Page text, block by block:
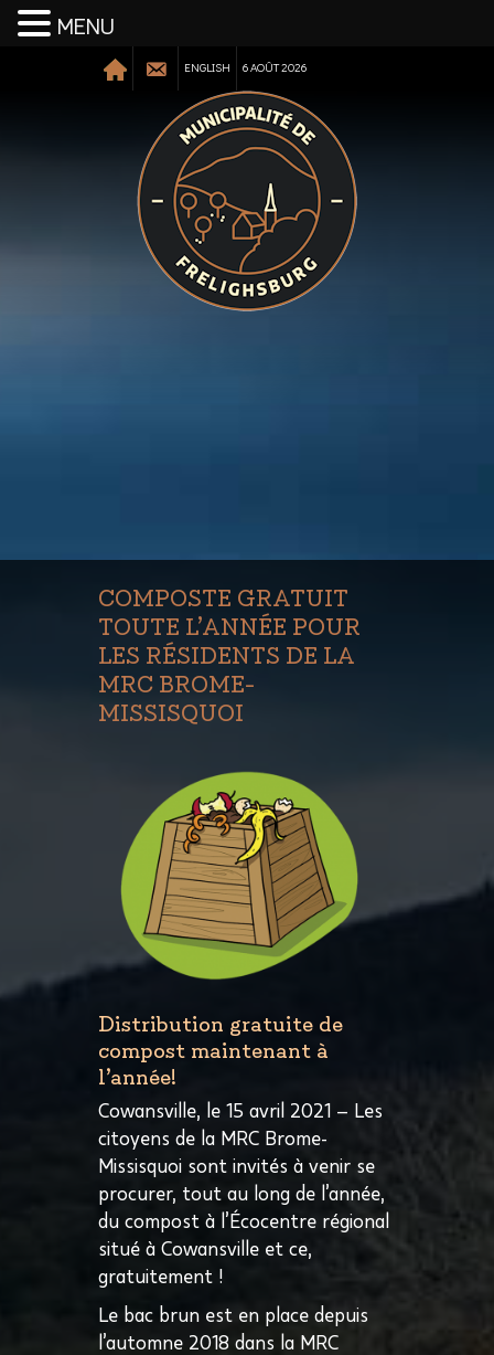
ENGLISH 6 AOÛT 2026
COMPOSTE GRATUIT
TOUTE L’ANNÉE POUR
LES RÉSIDENTS DE LA
MRC BROME-
MISSISQUOI
Distribution gratuite de
compost maintenant à
l’année!
Cowansville, le 15 avril 2021 – Les
citoyens de la MRC Brome-
Missisquoi sont invités à venir se
procurer, tout au long de l’année,
du compost à l’Écocentre régional
situé à Cowansville et ce,
gratuitement !
Le bac brun est en place depuis
l’automne 2018 dans la MRC
MENU